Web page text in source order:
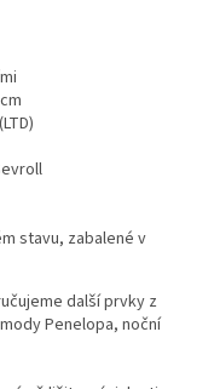
stavu, zabalené v
další prvky z
Penelopa, noční